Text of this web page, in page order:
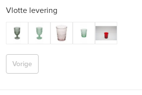
Vlotte levering
Vorige